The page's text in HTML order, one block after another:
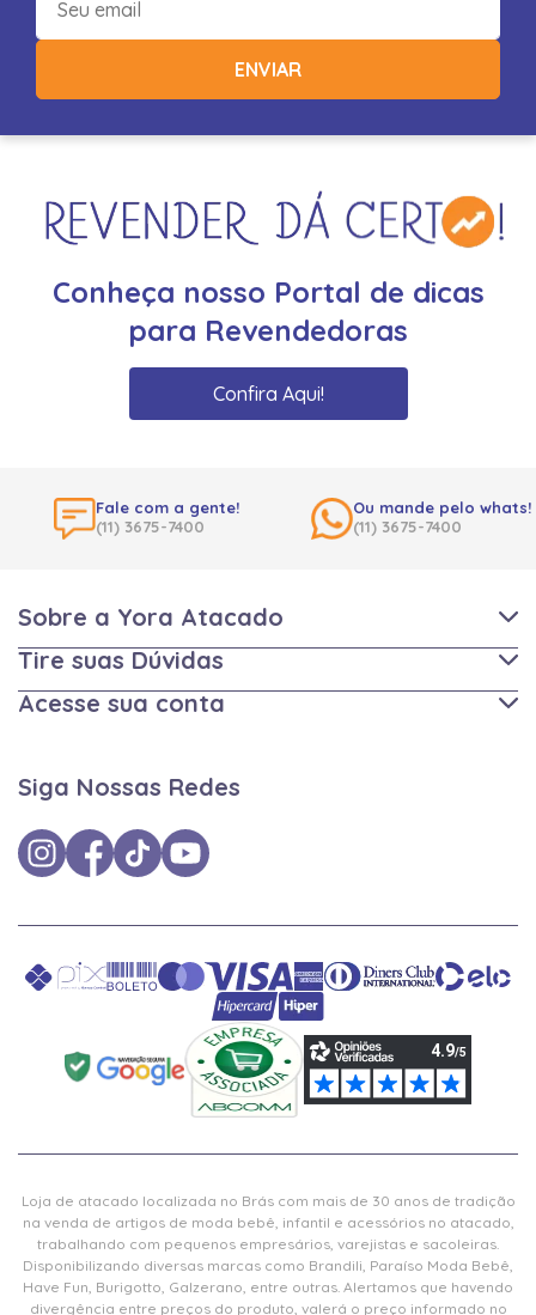
ENVIAR
Conheça nosso Portal de dicas
para Revendedoras
Confira Aqui!
Fale com a gente!
(11) 3675-7400
Ou mande pelo whats!
(11) 3675-7400
Sobre a Yora Atacado
Tire suas Dúvidas
Acesse sua conta
Siga Nossas Redes
Loja de atacado localizada no Brás com mais de 30 anos de tradição
na venda de artigos de moda bebê, infantil e acessórios no atacado,
trabalhando com pequenos empresários, varejistas e sacoleiras.
Disponibilizando diversas marcas como Brandili, Paraíso Moda Bebê,
Have Fun, Burigotto, Galzerano, entre outras. Alertamos que havendo
divergência entre preços do produto, valerá o preço informado no